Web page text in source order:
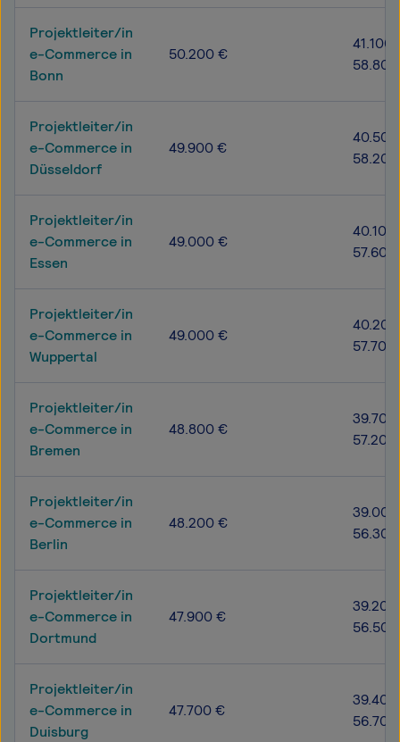
Projektleiter/in
e-Commerce in
Bonn
50.200 €
41.100
Projektleiter/in
e-Commerce in
Düsseldorf
49.900 €
Projektleiter/in
e-Commerce in
Essen
49.000 €
Projektleiter/in
e-Commerce in
Wuppertal
49.000 €
Projektleiter/in
e-Commerce in
Bremen
48.800 €
Projektleiter/in
e-Commerce in
Berlin
48.200 €
Projektleiter/in
e-Commerce in
Dortmund
47.900 €
Projektleiter/in
e-Commerce in
Duisburg
47.700 €